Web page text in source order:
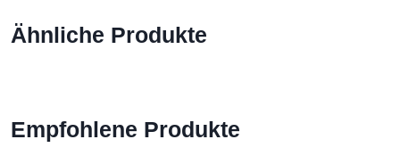
Ähnliche Produkte
Empfohlene Produkte